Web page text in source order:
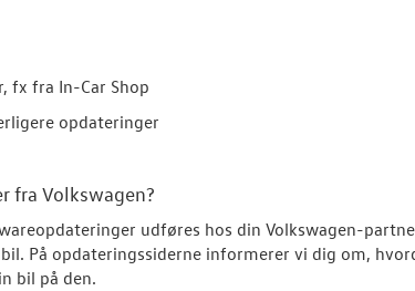
fx fra In-Car Shop
opdateringer
fra Volkswagen?
udføres hos din Volkswagen-
På opdateringssiderne informerer vi dig om,
bil på den.